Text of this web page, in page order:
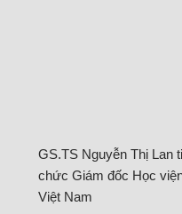
GS.TS Nguyễn Thị Lan
chức Giám đốc Học
Việt Nam